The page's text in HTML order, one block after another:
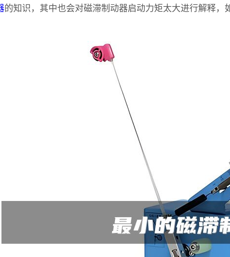
的知识，其中也会对磁滞制动器启动力矩太大进行解释，